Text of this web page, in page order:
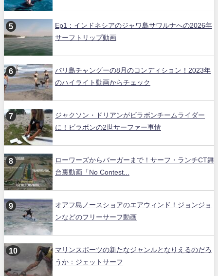
Ep1：インドネシアのジャワ島サワルナへの2026年
サーフトリップ動画
バリ島チャングーの8月のコンディション！2023年
のハイライト動画からチェック
ジャクソン・ドリアンがビラボンチームライダー
に！ビラボンの2世サーファー事情
ローワーズからバーガーまで！サーフ・ランチCT舞
台裏動画「No Contest...
オアフ島ノースショアのエアウィンド！ジョンジョ
ンなどのフリーサーフ動画
マリンスポーツの新たなジャンルとなりえるのだろ
うか：ジェットサーフ